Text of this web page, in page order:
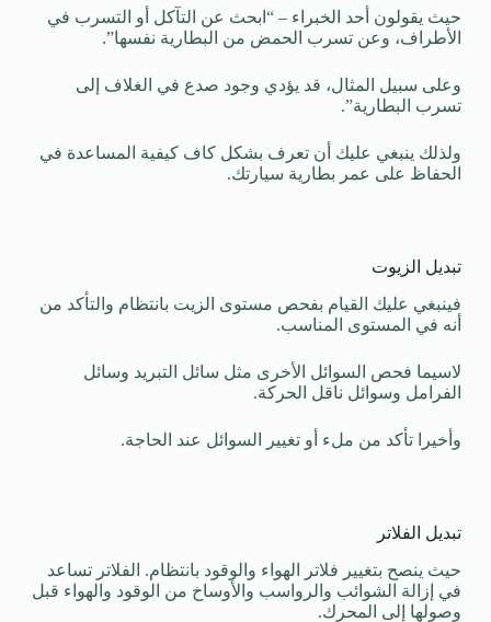
حيث يقولون أحد الخبراء – “ابحث عن التآكل أو التسرب في
الأطراف، وعن تسرب الحمض من البطارية نفسها”.
وعلى سبيل المثال، قد يؤدي وجود صدع في الغلاف إلى
تسرب البطارية”.
ولذلك ينبغي عليك أن تعرف بشكل كاف كيفية المساعدة في
الحفاظ على عمر بطارية سيارتك.
تبديل الزيوت
فينبغي عليك القيام بفحص مستوى الزيت بانتظام والتأكد من
أنه في المستوى المناسب.
لاسيما فحص السوائل الأخرى مثل سائل التبريد وسائل
الفرامل وسوائل ناقل الحركة.
وأخيرا تأكد من ملء أو تغيير السوائل عند الحاجة.
تبديل الفلاتر
حيث ينصح بتغيير فلاتر الهواء والوقود بانتظام. الفلاتر تساعد
في إزالة الشوائب والرواسب والأوساخ من الوقود والهواء قبل
وصولها إلى المحرك.